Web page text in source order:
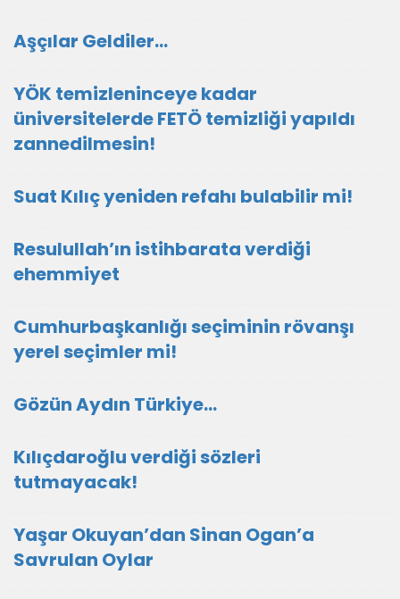
Aşçılar Geldiler…
YÖK temizleninceye kadar
üniversitelerde FETÖ temizliği yapıldı
zannedilmesin!
Suat Kılıç yeniden refahı bulabilir mi!
Resulullah’ın istihbarata verdiği
ehemmiyet
Cumhurbaşkanlığı seçiminin rövanşı
yerel seçimler mi!
Gözün Aydın Türkiye…
Kılıçdaroğlu verdiği sözleri
tutmayacak!
Yaşar Okuyan’dan Sinan Ogan’a
Savrulan Oylar